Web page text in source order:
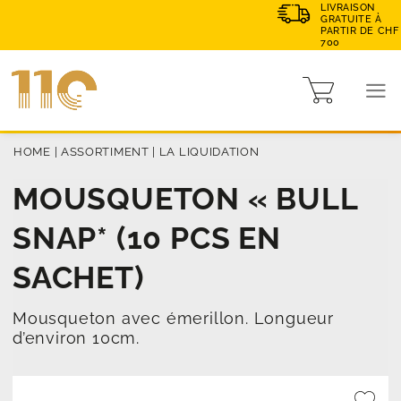
LIVRAISON
GRATUITE À
PARTIR DE CHF
700
HOME ASSORTIMENT LA LIQUIDATION
MOUSQUETON « BULL
SNAP* (10 PCS EN
SACHET)
Mousqueton avec émerillon. Longueur
d’environ 10cm.